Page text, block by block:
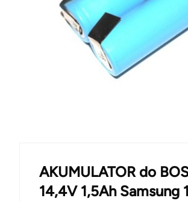
AKUMULATOR do
14,4V 1,5Ah Samsung